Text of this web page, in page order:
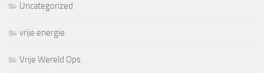
Uncategorized
vrije energie
Vrije Wereld Ops